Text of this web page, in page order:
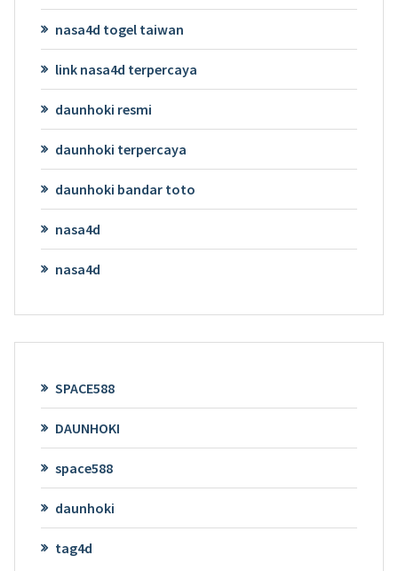
nasa4d togel taiwan
link nasa4d terpercaya
daunhoki resmi
daunhoki terpercaya
daunhoki bandar toto
nasa4d
nasa4d
SPACE588
DAUNHOKI
space588
daunhoki
tag4d